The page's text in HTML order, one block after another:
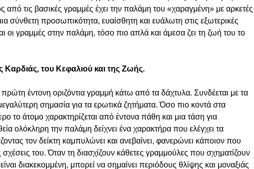
από τις βασικές γραμμές έχει την παλάμη του «χαραγμένη» με αρκετές
σύνθετη προσωπικότητα, ευαίσθητη και ευάλωτη στις εξωτερικές
οι γραμμές στην παλάμη, τόσο πιο απλά και άμεσα ζει τη ζωή του το
Καρδιάς, του Κεφαλιού και της Ζωής.
έντονη οριζόντια γραμμή κάτω από τα δάχτυλα. Συνδέεται με τα
σημασία για τα ερωτικά ζητήματα. Όσο πιο κοντά στα
το άτομο χαρακτηρίζεται από έντονα πάθη και μια τάση για
ολόκληρη την παλάμη δείχνει ένα χαρακτήρα που ελέγχει τα
τον δείκτη καμπυλώνει και ανεβαίνει, φανερώνει κάποιον που
σχέσεις του. Όταν τη διασχίζουν κάθετες γραμμούλες που σχηματίζουν
διακεκομμένη, μπορεί να σημαίνει περιόδους θλίψης και μοναξιάς